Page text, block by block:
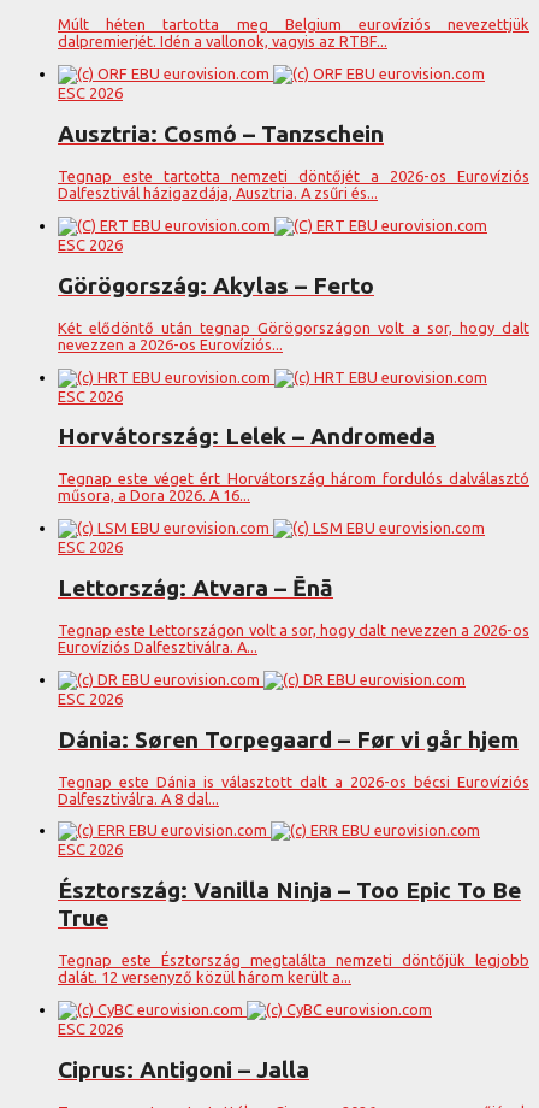
Múlt héten tartotta meg Belgium eurovíziós nevezettjük
dalpremierjét. Idén a vallonok, vagyis az RTBF...
ESC 2026
Ausztria: Cosmó – Tanzschein
Tegnap este tartotta nemzeti döntőjét a 2026-os Eurovíziós
Dalfesztivál házigazdája, Ausztria. A zsűri és...
ESC 2026
Görögország: Akylas – Ferto
Két elődöntő után tegnap Görögországon volt a sor, hogy dalt
nevezzen a 2026-os Eurovíziós...
ESC 2026
Horvátország: Lelek – Andromeda
Tegnap este véget ért Horvátország három fordulós dalválasztó
műsora, a Dora 2026. A 16...
ESC 2026
Lettország: Atvara – Ēnā
Tegnap este Lettországon volt a sor, hogy dalt nevezzen a 2026-os
Eurovíziós Dalfesztiválra. A...
ESC 2026
Dánia: Søren Torpegaard – Før vi går hjem
Tegnap este Dánia is választott dalt a 2026-os bécsi Eurovíziós
Dalfesztiválra. A 8 dal...
ESC 2026
Észtország: Vanilla Ninja – Too Epic To Be
True
Tegnap este Észtország megtalálta nemzeti döntőjük legjobb
dalát. 12 versenyző közül három került a...
ESC 2026
Ciprus: Antigoni – Jalla